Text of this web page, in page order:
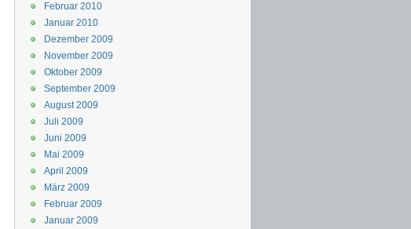
Februar 2010
Januar 2010
Dezember 2009
November 2009
Oktober 2009
September 2009
August 2009
Juli 2009
Juni 2009
Mai 2009
April 2009
März 2009
Februar 2009
Januar 2009